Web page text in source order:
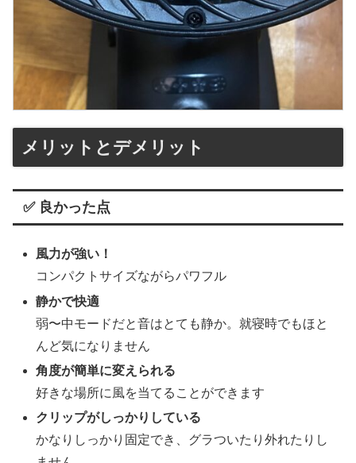
メリットとデメリット
✅ 良かった点
風力が強い！
コンパクトサイズながらパワフル
静かで快適
弱〜中モードだと音はとても静か。就寝時でもほと
んど気になりません
角度が簡単に変えられる
好きな場所に風を当てることができます
クリップがしっかりしている
かなりしっかり固定でき、グラついたり外れたりし